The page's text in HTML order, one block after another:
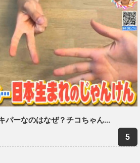
パーなのはなぜ？チコちゃん...